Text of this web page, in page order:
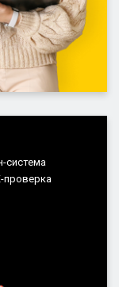
система
проверка